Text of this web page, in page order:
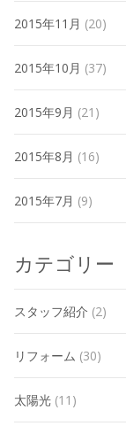
2015年11月 (20)
2015年10月 (37)
2015年9月 (21)
2015年8月 (16)
2015年7月 (9)
カテゴリー
スタッフ紹介 (2)
リフォーム (30)
太陽光 (11)